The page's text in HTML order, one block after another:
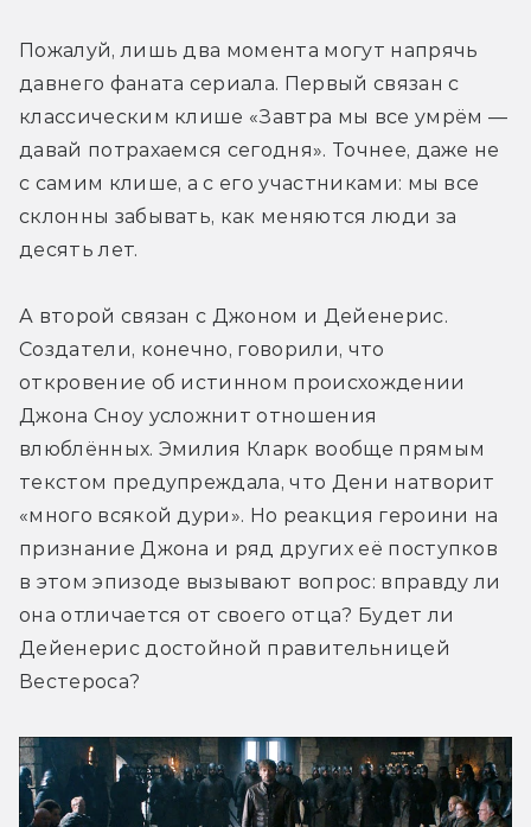
Пожалуй, лишь два момента могут напрячь
давнего фаната сериала. Первый связан с
классическим клише «Завтра мы все умрём —
давай потрахаемся сегодня». Точнее, даже не
с самим клише, а с его участниками: мы все
склонны забывать, как меняются люди за
десять лет.
А второй связан с Джоном и Дейенерис.
Создатели, конечно, говорили, что
откровение об истинном происхождении
Джона Сноу усложнит отношения
влюблённых. Эмилия Кларк вообще прямым
текстом предупреждала, что Дени натворит
«много всякой дури». Но реакция героини на
признание Джона и ряд других её поступков
в этом эпизоде вызывают вопрос: вправду ли
она отличается от своего отца? Будет ли
Дейенерис достойной правительницей
Вестероса?